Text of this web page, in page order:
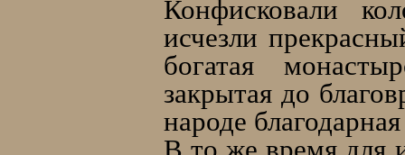
Конфисковали
исчезли
богатая
закрытая до
народе